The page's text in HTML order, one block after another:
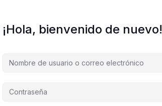
¡Hola, bienvenido de nuevo!